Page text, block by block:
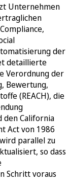
Unternehmen
der
detaillierte
Verordnung der
Bewertung,
(REACH), die
den California
Act von 1986
parallel zu
so dass
Schritt voraus